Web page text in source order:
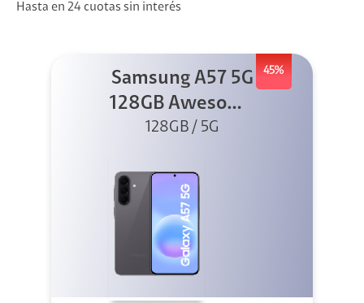
Hasta en 24 cuotas sin interés
45%
Samsung A57 5G
128GB Awesome
Gray
128GB / 5G